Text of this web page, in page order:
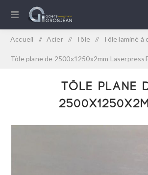
Accueil / Acier / Tôle / Tôle laminé à
Tôle plane de 2500x1250x2mm
Tôle plane